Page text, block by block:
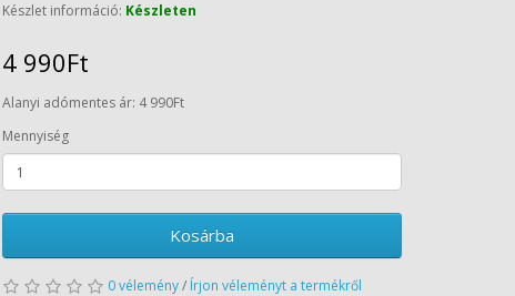
Készlet információ: Készleten
4 990Ft
Alanyi adómentes ár: 4 990Ft
Mennyiség
Kosárba
0 vélemény/ Írjon véleményt a termékről